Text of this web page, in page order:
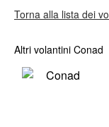
Torna alla lista dei
Altri volantini Conad